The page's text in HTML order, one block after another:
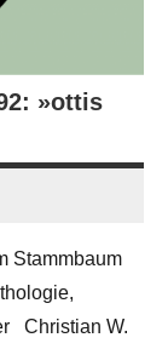
»ottis
Stammbaum
Christian W.